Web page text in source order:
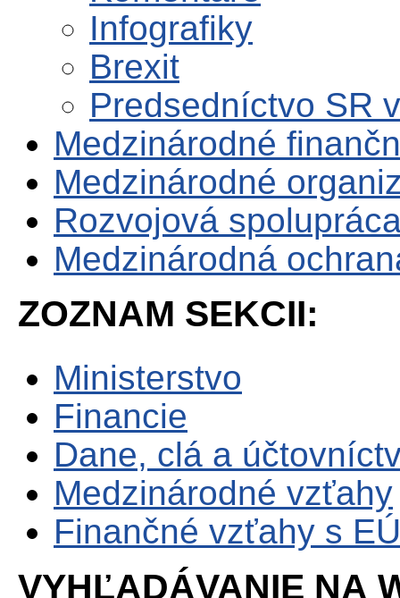
Infografiky
Brexit
Predsedníctvo SR
Medzinárodné
Medzinárodné
Rozvojová
Medzinárodná
ZOZNAM SEKCII:
Ministerstvo
Financie
Dane, clá a
Medzinárodné vzťahy
Finančné vzťahy s EÚ
VYHĽADÁVANIE NA